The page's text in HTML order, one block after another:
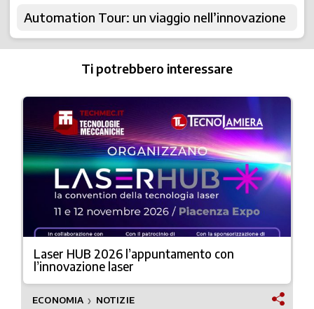
Automation Tour: un viaggio nell’innovazione
Ti potrebbero interessare
Laser HUB 2026 l’appuntamento con
l’innovazione laser
ECONOMIA ❯ NOTIZIE